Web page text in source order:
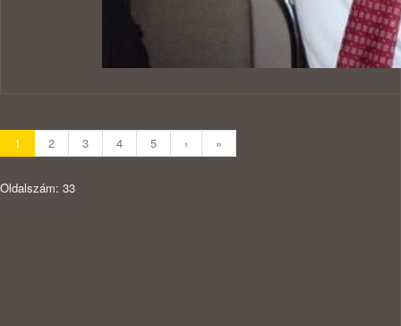
1 2 3 4 5 › »
Oldalszám: 33